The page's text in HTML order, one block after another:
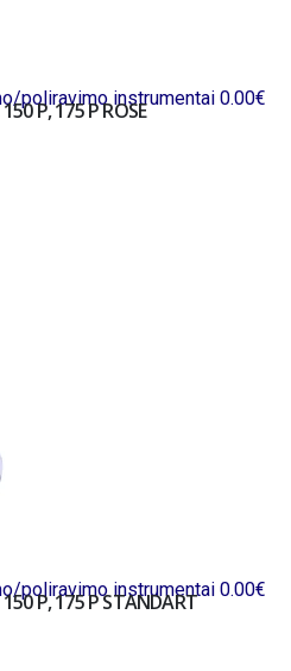
poliravimo instrumentai 0.00€
P, 175 P ROSE
poliravimo instrumentai 0.00€
P, 175 P STANDART